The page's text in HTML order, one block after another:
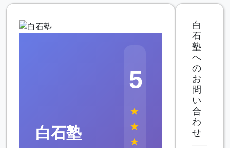
白石塾
5
★
★
★
白
石
塾
へ
の
お
問
い
合
わ
せ